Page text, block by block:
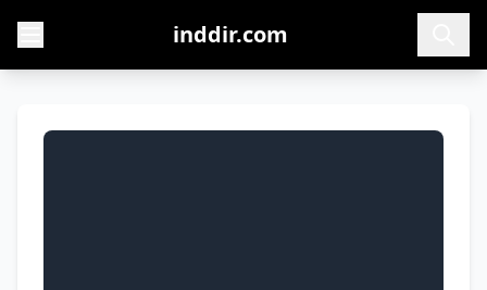
inddir.com